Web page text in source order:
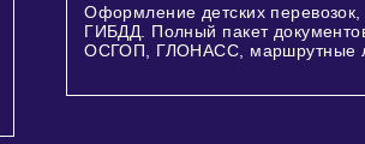
Оформление детских
ГИБДД. Полный пакет
ОСГОП, ГЛОНАСС, маршрутные